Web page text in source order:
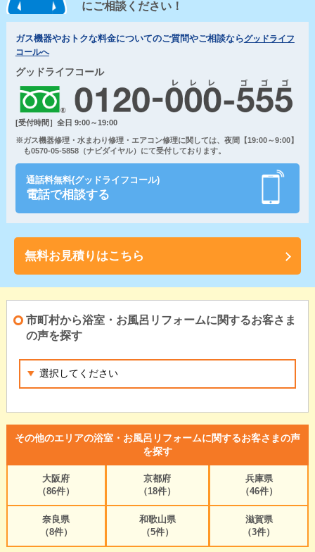
にご相談ください！
ガス機器やおトクな料金についてのご質問やご相談ならグッドライフ
コールへ
グッドライフコール
[受付時間］全日 9:00～19:00
※ガス機器修理・水まわり修理・エアコン修理に関しては、夜間【19:00～9:00】
も0570-05-5858（ナビダイヤル）にて受付しております。
通話料無料(グッドライフコール)
電話で相談する
無料お見積りはこちら
市町村から浴室・お風呂リフォームに関するお客さま
の声を探す
その他のエリアの浴室・お風呂リフォームに関するお客さまの声
を探す
大阪府
（86件）
京都府
（18件）
兵庫県
（46件）
奈良県
（8件）
和歌山県
（5件）
滋賀県
（3件）